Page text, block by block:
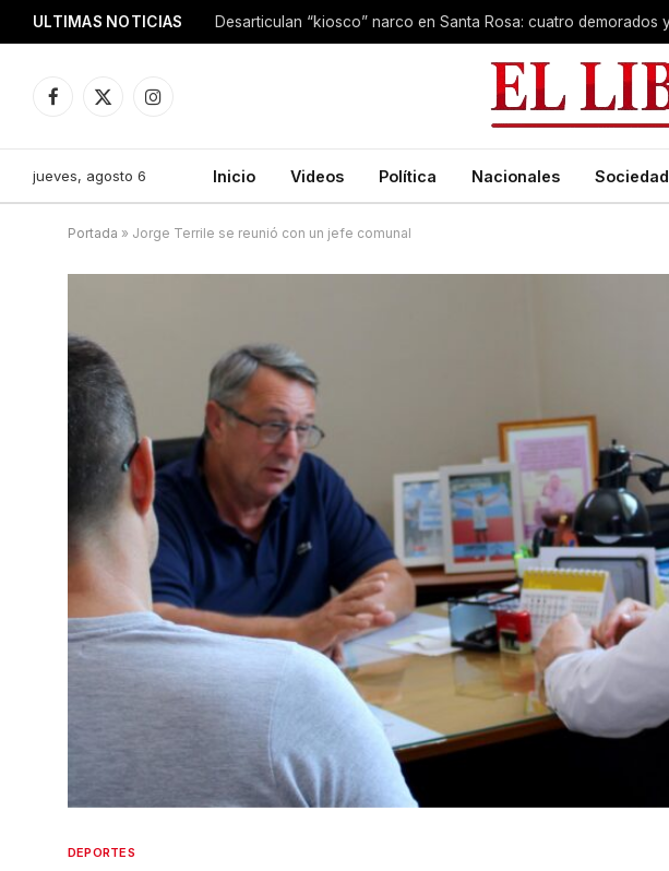
ULTIMAS NOTICIAS
Facebook
X
Instagram
jueves, agosto 6 Inicio Videos Política Nacionales Sociedad
Portada » Jorge Terrile se reunió con un jefe comunal
DEPORTES